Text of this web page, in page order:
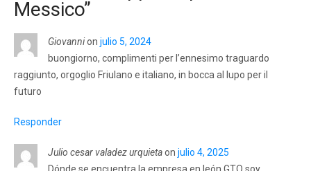
Messico”
Giovannion julio 5, 2024
buongiorno, complimenti per l’ennesimo traguardo
raggiunto, orgoglio Friulano e italiano, in bocca al lupo per il
futuro
Responder
Julio cesar valadez urquietaon julio 4, 2025
Dónde se encuentra la empresa en león GTO soy